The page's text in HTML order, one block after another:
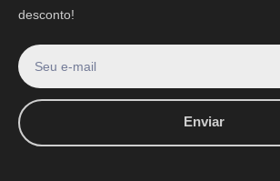
desconto!
Seu e-mail
Enviar